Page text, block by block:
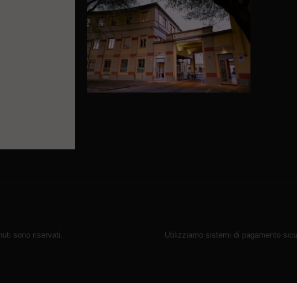
sono riservati. Utilizziamo sistemi di pagamento